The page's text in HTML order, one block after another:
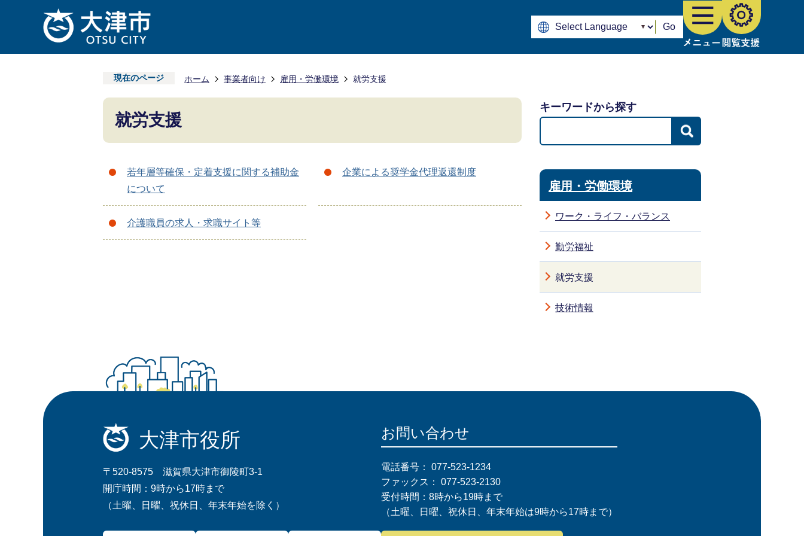
Go
現在のページ ホーム 事業者向け 雇用・労働環境 就労支援
就労支援
若年層等確保・定着支援に関する補助金
について
企業による奨学金代理返還制度
介護職員の求人・求職サイト等
キーワードから探す
雇用・労働環境
ワーク・ライフ・バランス
勤労福祉
就労支援
技術情報
大津市役所
〒520-8575 滋賀県大津市御陵町3-1
開庁時間：9時から17時まで
（土曜、日曜、祝休日、年末年始を除く）
お問い合わせ
電話番号： 077-523-1234
ファックス： 077-523-2130
受付時間：8時から19時まで
（土曜、日曜、祝休日、年末年始は9時から17時まで）